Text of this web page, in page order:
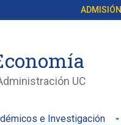
ADMISIÓN
UC
e Investigación arrow_drop_down